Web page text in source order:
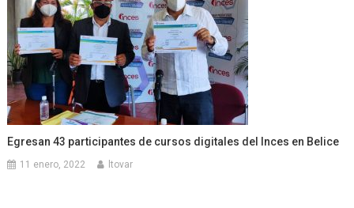
Egresan 43 participantes de cursos digitales del Inces en Belice
11 enero, 2022 ltovar